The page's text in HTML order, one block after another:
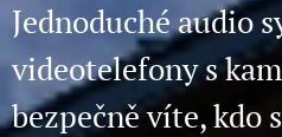
Jednoduché audio
videotelefony s
bezpečně víte, kdo